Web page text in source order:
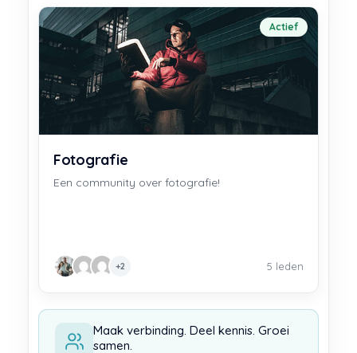
Actief
Fotografie
Een community over fotografie!
+2 5 leden
Maak verbinding. Deel kennis. Groei
samen.